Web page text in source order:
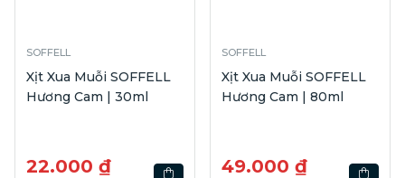
SOFFELL
Xịt Xua Muỗi SOFFELL
Hương Cam | 30ml
22.000 ₫
SOFFELL
Xịt Xua Muỗi SOFFELL
Hương Cam | 80ml
49.000 ₫